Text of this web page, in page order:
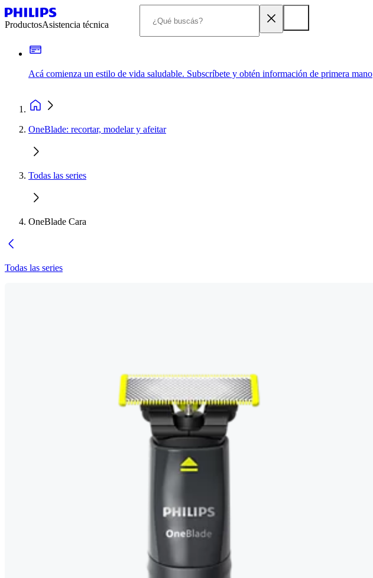
ProductosAsistencia técnica
Acá comienza un estilo de vida saludable. Subscríbete y obtén información de primera mano
OneBlade: recortar, modelar y afeitar
Todas las series
OneBlade Cara
Todas las series